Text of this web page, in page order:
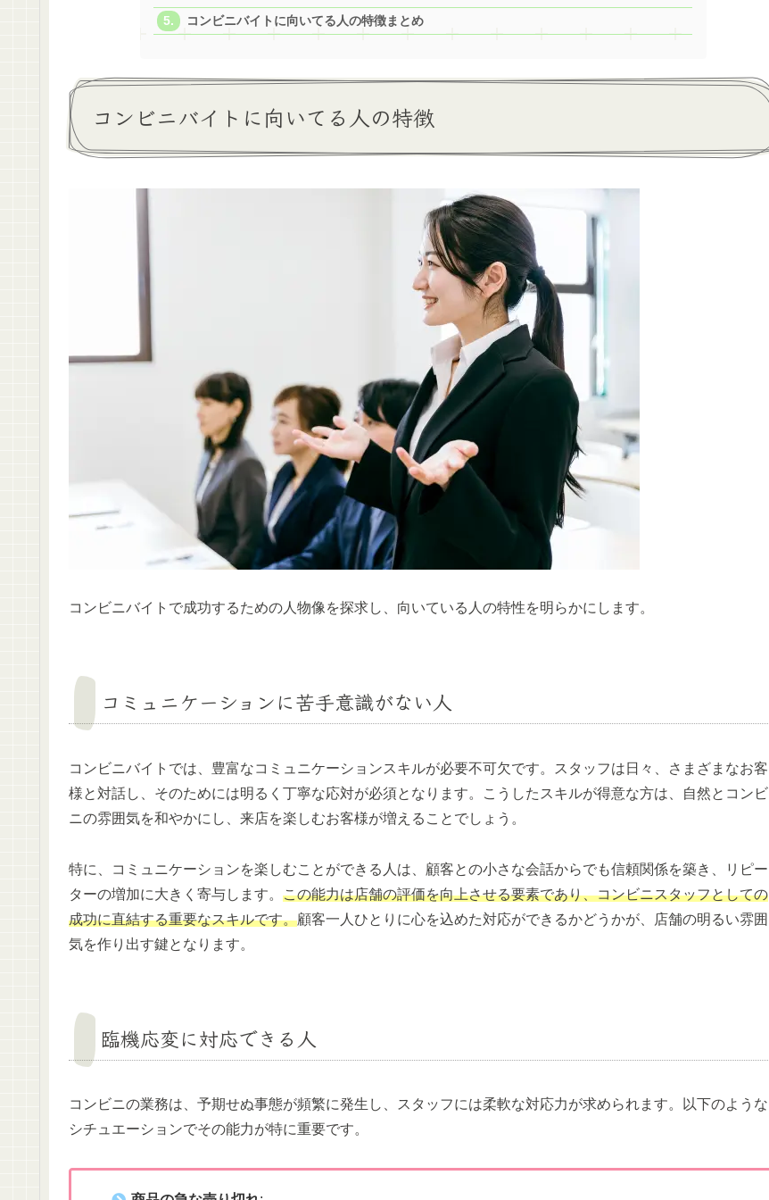
コンビニバイトに向いてる人の特徴まとめ
コンビニバイトに向いてる人の特徴
コンビニバイトで成功するための人物像を探求し、向いている人の特性を明らかにします。
コミュニケーションに苦手意識がない人
コンビニバイトでは、豊富なコミュニケーションスキルが必要不可欠です。スタッフは日々、さまざまなお客
様と対話し、そのためには明るく丁寧な応対が必須となります。こうしたスキルが得意な方は、自然とコンビ
ニの雰囲気を和やかにし、来店を楽しむお客様が増えることでしょう。
特に、コミュニケーションを楽しむことができる人は、顧客との小さな会話からでも信頼関係を築き、リピー
ターの増加に大きく寄与します。 この能力は店舗の評価を向上させる要素であり、コンビニスタッフとしての
成功に直結する重要なスキルです。顧客一人ひとりに心を込めた対応ができるかどうかが、店舗の明るい雰囲
気を作り出す鍵となります。
臨機応変に対応できる人
コンビニの業務は、予期せぬ事態が頻繁に発生し、スタッフには柔軟な対応力が求められます。以下のような
シチュエーションでその能力が特に重要です。